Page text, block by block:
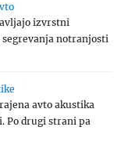
izvrstni
notranjosti
avto akustika
Po drugi strani pa